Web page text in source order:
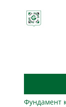
Фундамент